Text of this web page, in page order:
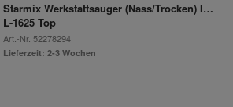
Starmix Werkstattsauger (Nass/Trocken) ISC
L-1625 Top
Art.-Nr. 52278294
Lieferzeit: 2-3 Wochen